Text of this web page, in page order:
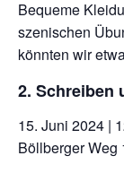
Bequeme
szenischen
könnten wir
2. Schreiben
15. Juni 2024 |
Böllberger Weg